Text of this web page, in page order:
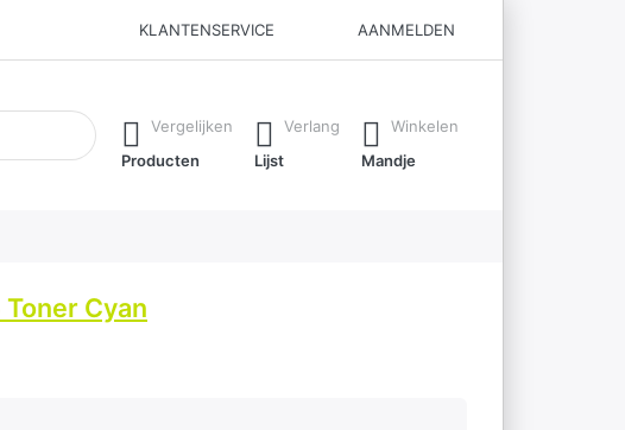
KLANTENSERVICE AANMELDEN
terwijl je typt. Druk op de Enter-toets om alle resultaten op te
Vergelijken
Producten
Verlang
Lijst
Winkelen
Mandje
Cyan